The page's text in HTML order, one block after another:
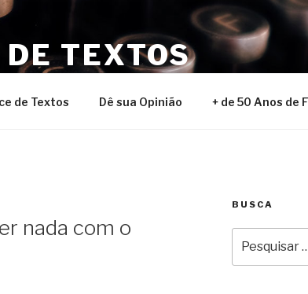
TEXTOS
de Textos Dê sua Opinião + de 50 Anos de
nada com o
BUSCA
por: